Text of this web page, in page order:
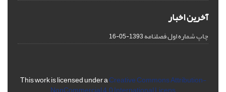
آخرین اخبار
چاپ شماره اول فصلنامه1393-05-16
This work is licensed under aCreative Commons Attribution-